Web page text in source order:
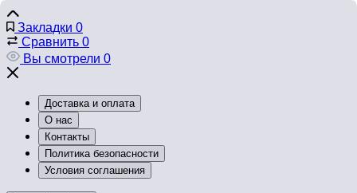
Закладки 0
Сравнить 0
Вы смотрели 0
Доставка и оплата
О нас
Контакты
Политика безопасности
Условия соглашения